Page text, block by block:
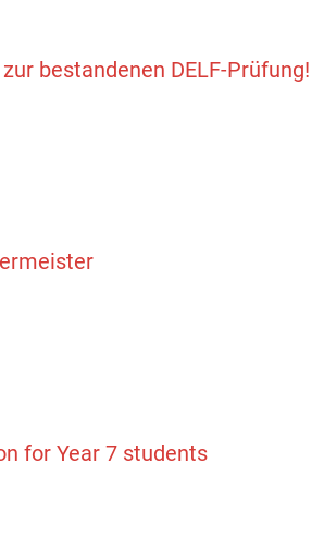
bestandenen DELF-Prüfung!
for Year 7 students